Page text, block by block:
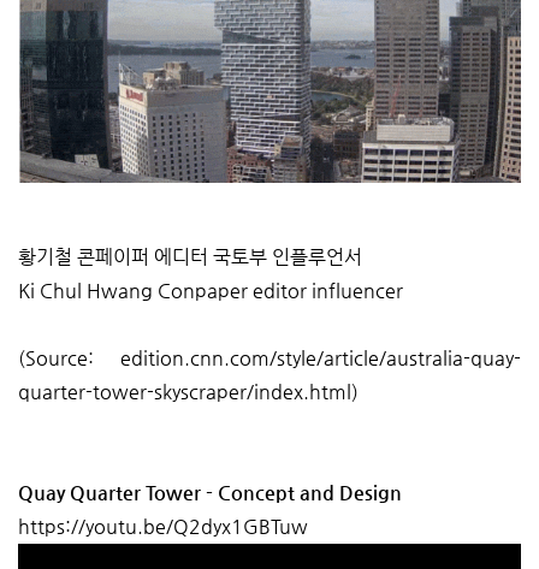
황기철 콘페이퍼 에디터 국토부 인플루언서
Ki Chul Hwang Conpaper editor influencer
(Source: edition.cnn.com/style/article/australia-quay-
quarter-tower-skyscraper/index.html)
Quay Quarter Tower - Concept and Design
https://youtu.be/Q2dyx1GBTuw